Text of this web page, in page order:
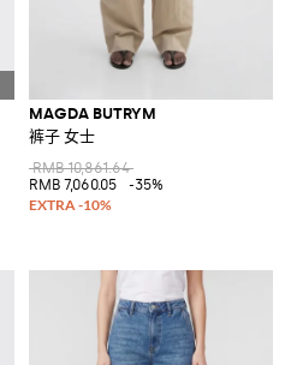
MAGDA BUTRYM
裤子 女士
RMB 10,861.64
RMB 7,060.05
-35%